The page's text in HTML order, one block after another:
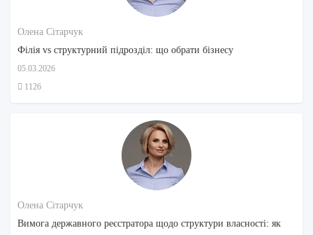
Олена Сітарчук
Філія vs структурний підрозділ: що обрати бізнесу
05.03.2026
1126
Олена Сітарчук
Вимога державного реєстратора щодо структури власності: як